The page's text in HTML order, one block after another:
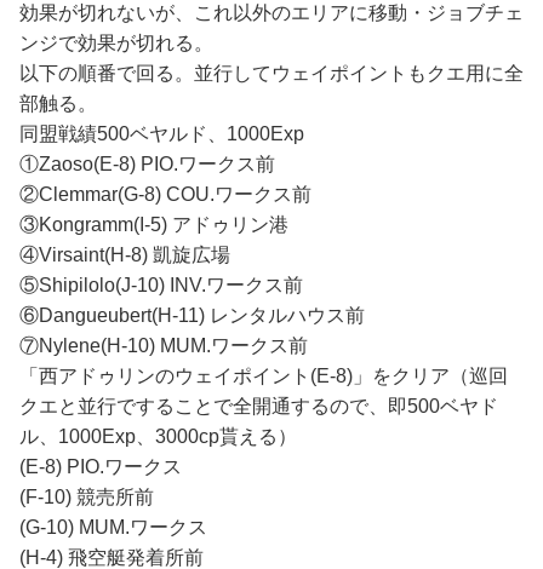
効果が切れないが、これ以外のエリアに移動・ジョブチェ
ンジで効果が切れる。
以下の順番で回る。並行してウェイポイントもクエ用に全
部触る。
同盟戦績500ベヤルド、1000Exp
①Zaoso(E-8) PIO.ワークス前
②Clemmar(G-8) COU.ワークス前
③Kongramm(I-5) アドゥリン港
④Virsaint(H-8) 凱旋広場
⑤Shipilolo(J-10) INV.ワークス前
⑥Dangueubert(H-11) レンタルハウス前
⑦Nylene(H-10) MUM.ワークス前
「西アドゥリンのウェイポイント(E-8)」をクリア（巡回
クエと並行ですることで全開通するので、即500ベヤド
ル、1000Exp、3000cp貰える）
(E-8) PIO.ワークス
(F-10) 競売所前
(G-10) MUM.ワークス
(H-4) 飛空艇発着所前